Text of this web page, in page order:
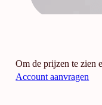
Om de prijzen te zien
Account aanvragen